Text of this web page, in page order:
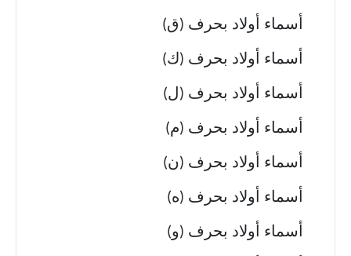
أسماء أولاد بحرف (ق)
أسماء أولاد بحرف (ك)
أسماء أولاد بحرف (ل)
أسماء أولاد بحرف (م)
أسماء أولاد بحرف (ن)
أسماء أولاد بحرف (ه)
أسماء أولاد بحرف (و)